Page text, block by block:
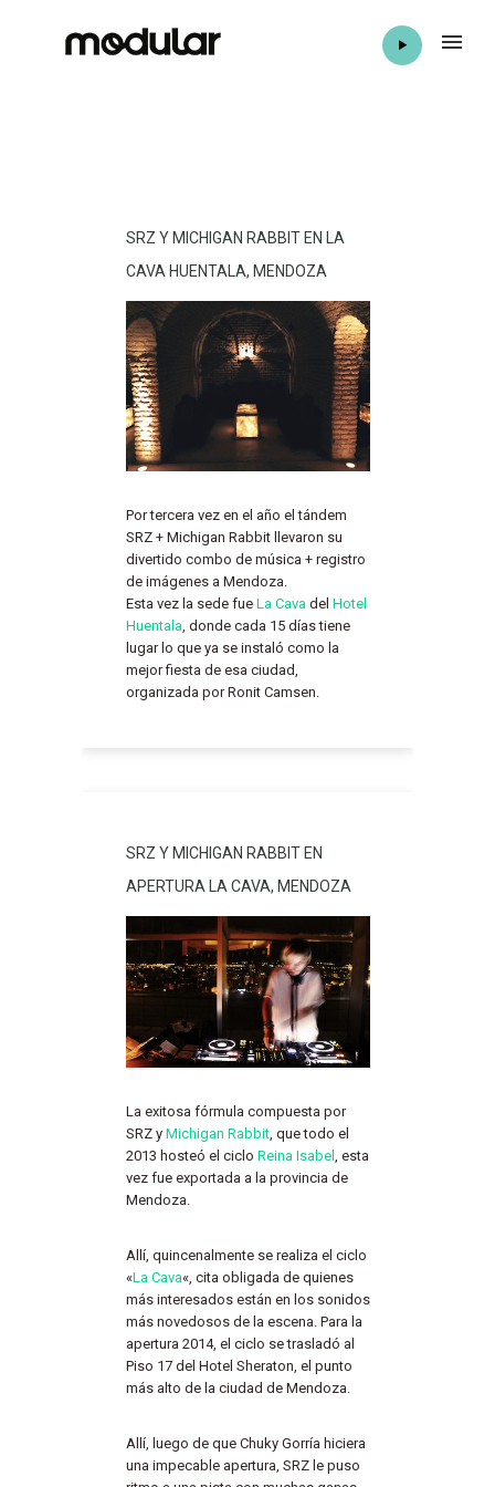
SRZ Y MICHIGAN RABBIT EN LA
CAVA HUENTALA, MENDOZA
Por tercera vez en el año el tándem
SRZ + Michigan Rabbit llevaron su
divertido combo de música + registro
de imágenes a Mendoza.
Esta vez la sede fue La Cava del Hotel
Huentala, donde cada 15 días tiene
lugar lo que ya se instaló como la
mejor fiesta de esa ciudad,
organizada por Ronit Camsen.
SRZ Y MICHIGAN RABBIT EN
APERTURA LA CAVA, MENDOZA
La exitosa fórmula compuesta por
SRZ y Michigan Rabbit , que todo el
2013 hosteó el ciclo Reina Isabel , esta
vez fue exportada a la provincia de
Mendoza.
Allí, quincenalmente se realiza el ciclo
«La Cava«, cita obligada de quienes
más interesados están en los sonidos
más novedosos de la escena. Para la
apertura 2014, el ciclo se trasladó al
Piso 17 del Hotel Sheraton, el punto
más alto de la ciudad de Mendoza.
Allí, luego de que Chuky Gorría hiciera
una impecable apertura, SRZ le puso